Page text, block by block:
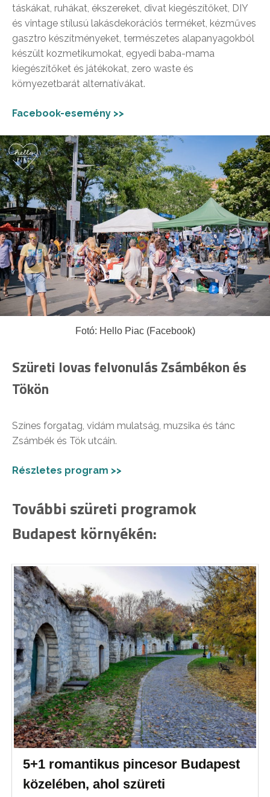
táskákat, ruhákat, ékszereket, divat kiegészítőket, DIY
és vintage stílusú lakásdekorációs terméket, kézműves
gasztro készítményeket, természetes alapanyagokból
készült kozmetikumokat, egyedi baba-mama
kiegészítőket és játékokat, zero waste és
környezetbarát alternatívákat.
Facebook-esemény >>
Fotó: Hello Piac (Facebook)
Szüreti lovas felvonulás Zsámbékon és
Tökön
Színes forgatag, vidám mulatság, muzsika és tánc
Zsámbék és Tök utcáin.
Részletes program >>
További szüreti programok
Budapest környékén:
5+1 romantikus pincesor Budapest
közelében, ahol szüreti